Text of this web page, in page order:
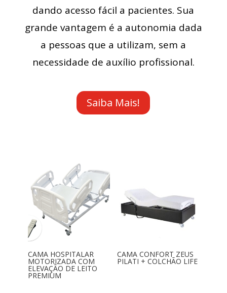
dando acesso fácil a pacientes. Sua
grande vantagem é a autonomia dada
a pessoas que a utilizam, sem a
necessidade de auxílio profissional.
Saiba Mais!
CAMA HOSPITALAR
MOTORIZADA COM
ELEVAÇÃO DE LEITO
PREMIUM
CAMA CONFORT ZEUS
PILATI + COLCHÃO LIFE